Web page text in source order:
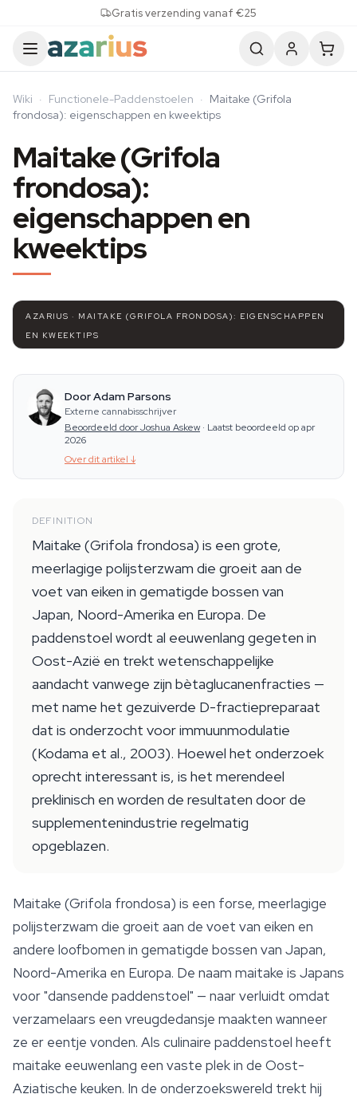
Gratis verzending vanaf €25
Wiki · Functionele-Paddenstoelen · Maitake (Grifola
frondosa): eigenschappen en kweektips
Maitake (Grifola
frondosa):
eigenschappen en
kweektips
AZARIUS · MAITAKE (GRIFOLA FRONDOSA): EIGENSCHAPPEN
EN KWEEKTIPS
Door Adam Parsons
Externe cannabisschrijver
Beoordeeld door Joshua Askew · Laatst beoordeeld op apr
2026
Over dit artikel ↓
DEFINITION
Maitake (Grifola frondosa) is een grote,
meerlagige polijsterzwam die groeit aan de
voet van eiken in gematigde bossen van
Japan, Noord-Amerika en Europa. De
paddenstoel wordt al eeuwenlang gegeten in
Oost-Azië en trekt wetenschappelijke
aandacht vanwege zijn bètaglucanenfracties —
met name het gezuiverde D-fractiepreparaat
dat is onderzocht voor immuunmodulatie
(Kodama et al., 2003). Hoewel het onderzoek
oprecht interessant is, is het merendeel
preklinisch en worden de resultaten door de
supplementenindustrie regelmatig
opgeblazen.
Maitake (Grifola frondosa) is een forse, meerlagige
polijsterzwam die groeit aan de voet van eiken en
andere loofbomen in gematigde bossen van Japan,
Noord-Amerika en Europa. De naam maitake is Japans
voor "dansende paddenstoel" — naar verluidt omdat
verzamelaars een vreugdedansje maakten wanneer
ze er eentje vonden. Als culinaire paddenstoel heeft
maitake eeuwenlang een vaste plek in de Oost-
Aziatische keuken. In de onderzoekswereld trekt hij